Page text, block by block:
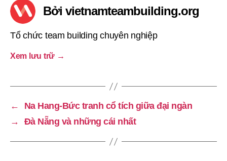
Bởi vietnamteambuilding.org
Tổ chức team building chuyên nghiệp
Xem lưu trữ →
←
Na Hang-Bức tranh cổ tích giữa đại ngàn
→
Đà Nẵng và những cái nhất